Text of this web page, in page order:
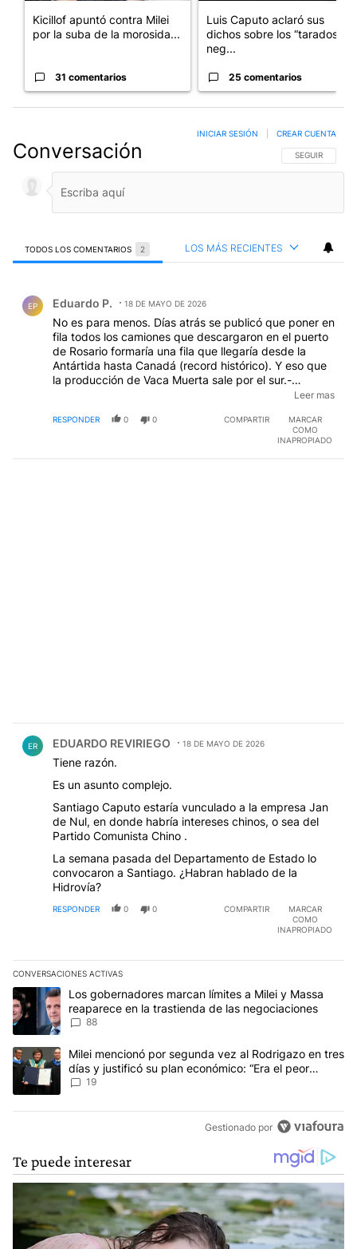
Kicillof apuntó contra Milei
por la suba de la morosida...
31 comentarios
Luis Caputo aclaró sus
dichos sobre los “tarados” y
neg...
25 comentarios
Conversación SIGA ESTA
SEGUIR
INICIAR SESIÓN CREAR CUENTA
TODOS LOS COMENTARIOS 2 LOS MÁS RECIENTES
EP Eduardo P. 18 DE MAYO DE 2026
No es para menos. Días atrás se publicó que poner en
fila todos los camiones que descargaron en el puerto
de Rosario formaría una fila que llegaría desde la
Antártida hasta Canadá (record histórico). Y eso que
la producción de Vaca Muerta sale por el sur.-
www.infobae.com/economia/2026/05/10/agroexport
descargaron-en-rosario-cubririan-la-distancia-de-la-
Leer mas
RESPONDER 0 0 COMPARTIR
MARCAR
COMO
INAPROPIADO
ER EDUARDO REVIRIEGO 18 DE MAYO DE 2026
Tiene razón.
Es un asunto complejo.
Santiago Caputo estaría vunculado a la empresa Jan
de Nul, en donde habría intereses chinos, o sea del
Partido Comunista Chino .
La semana pasada del Departamento de Estado lo
convocaron a Santiago. ¿Habran hablado de la
Hidrovía?
RESPONDER 0 0 COMPARTIR
MARCAR
COMO
INAPROPIADO
CONVERSACIONES ACTIVAS
Este listado muestra los artículos con más comentarios en los
Un artículo de tendencia con el título "Los gobernadores
Los gobernadores marcan límites a Milei y Massa
reaparece en la trastienda de las negociaciones
88
Un artículo de tendencia con el título "Milei mencionó por
Milei mencionó por segunda vez al Rodrigazo en tres
días y justificó su plan económico: “Era el peor
escenario posible”
19
Gestionado por